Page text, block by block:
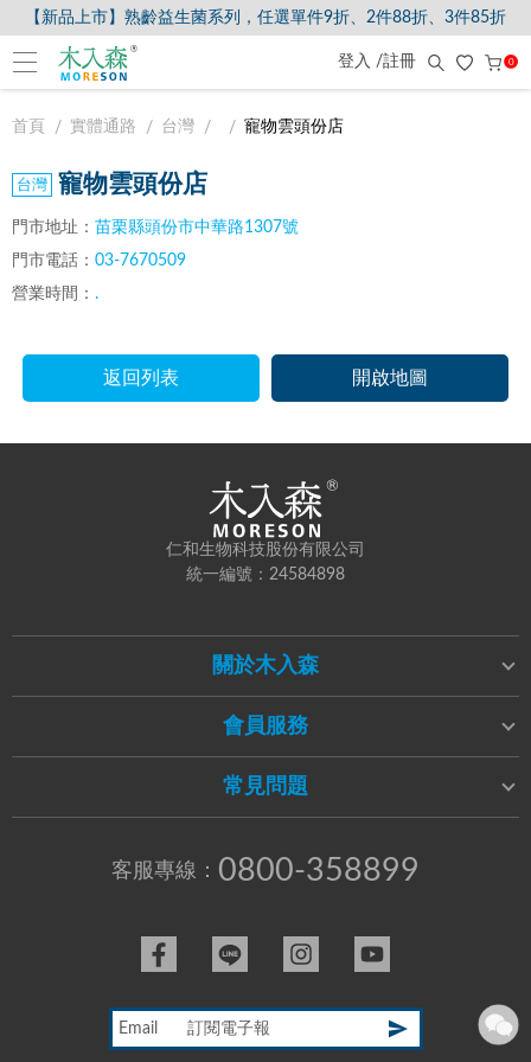
【新品上市】熟齡益生菌系列，任選單件9折、2件88折、3件85折
登入 /註冊 0
首頁 實體通路 台灣 寵物雲頭份店
寵物雲頭份店
門市地址： 苗栗縣頭份市中華路1307號
門市電話： 03-7670509
營業時間： .
返回列表 開啟地圖
仁和生物科技股份有限公司
統一編號：24584898
關於木入森
會員服務
常見問題
客服專線： 0800-358899
Email